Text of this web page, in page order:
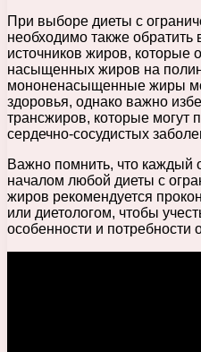
При выборе диеты с
необходимо также обратить
источников жиров, которые
насыщенных жиров на
мононенасыщенные жиры
здоровья, однако важно
трансжиров, которые могут
сердечно-сосудистых
Важно помнить, что каждый
началом любой диеты с
жиров рекомендуется
или диетологом, чтобы
особенности и потребности